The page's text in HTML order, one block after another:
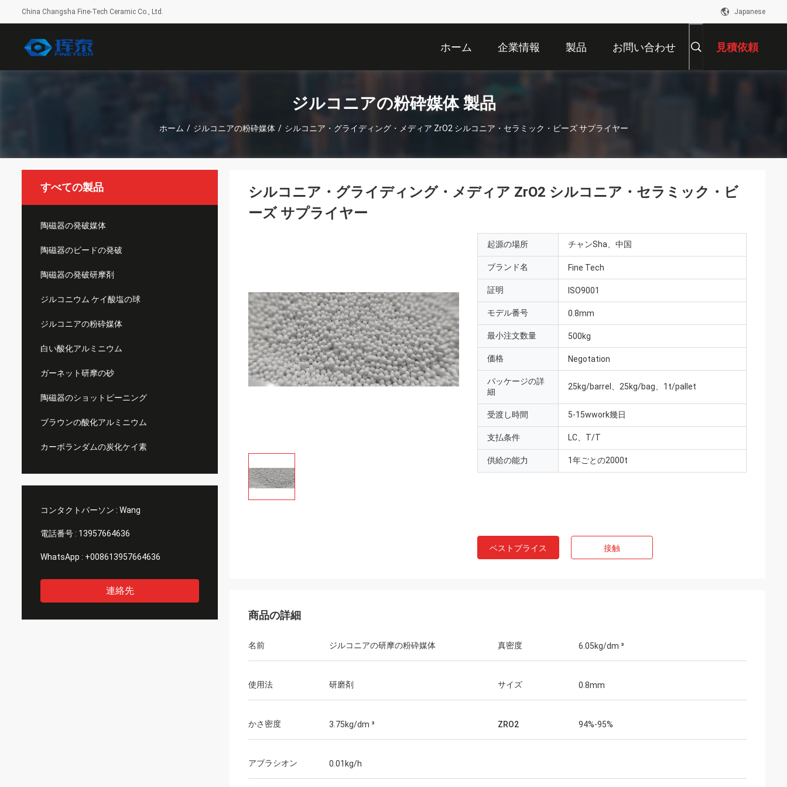
China Changsha Fine-Tech Ceramic Co., Ltd. Japanese
ホーム 企業情報 製品 お問い合わせ 見積依頼
ジルコニアの粉砕媒体 製品
ホーム / ジルコニアの粉砕媒体 / シルコニア・グライディング・メディア ZrO2 シルコニア・セラミック・ビーズ サプライヤー
すべての製品
陶磁器の発破媒体
陶磁器のビードの発破
陶磁器の発破研摩剤
ジルコニウム ケイ酸塩の球
ジルコニアの粉砕媒体
白い酸化アルミニウム
ガーネット研摩の砂
陶磁器のショットピーニング
ブラウンの酸化アルミニウム
カーボランダムの炭化ケイ素
コンタクトパーソン : Wang
電話番号 : 13957664636
WhatsApp : +008613957664636
連絡先
シルコニア・グライディング・メディア ZrO2 シルコニア・セラミック・ビ
ーズ サプライヤー
起源の場所 チャンSha、中国
ブランド名 Fine Tech
証明 ISO9001
モデル番号 0.8mm
最小注文数量 500kg
価格 Negotation
パッケージの詳
細
25kg/barrel、25kg/bag、1t/pallet
受渡し時間 5-15wwork幾日
支払条件 LC、T/T
供給の能力 1年ごとの2000t
ベストプライス 接触
商品の詳細
名前 ジルコニアの研摩の粉砕媒体 真密度 6.05kg/dm ³
使用法 研磨剤 サイズ 0.8mm
かさ密度 3.75kg/dm ³ ZRO2 94%-95%
アブラシオン 0.01kg/h